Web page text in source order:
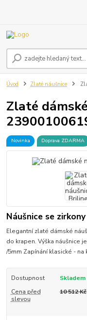
Úvod Zlaté náušnice
Zlaté
Novinka Doprava ZDARMA
Náušnice se zirkony
Elegantní zlaté dámské
do krapen. Výška náušnice
/5mm Zapínání klasické - na
Dostupnost
Skladem
Cena před
slevou
10 512 Kč